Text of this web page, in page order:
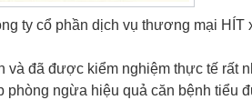
ty cổ phần dịch vụ thương mại
đã được kiểm nghiệm thực tế rất
ngừa hiệu quả căn bệnh tiểu